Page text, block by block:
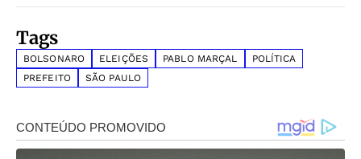
Tags
BOLSONARO ELEIÇÕES PABLO MARÇAL
POLÍTICA
PREFEITO
SÃO PAULO